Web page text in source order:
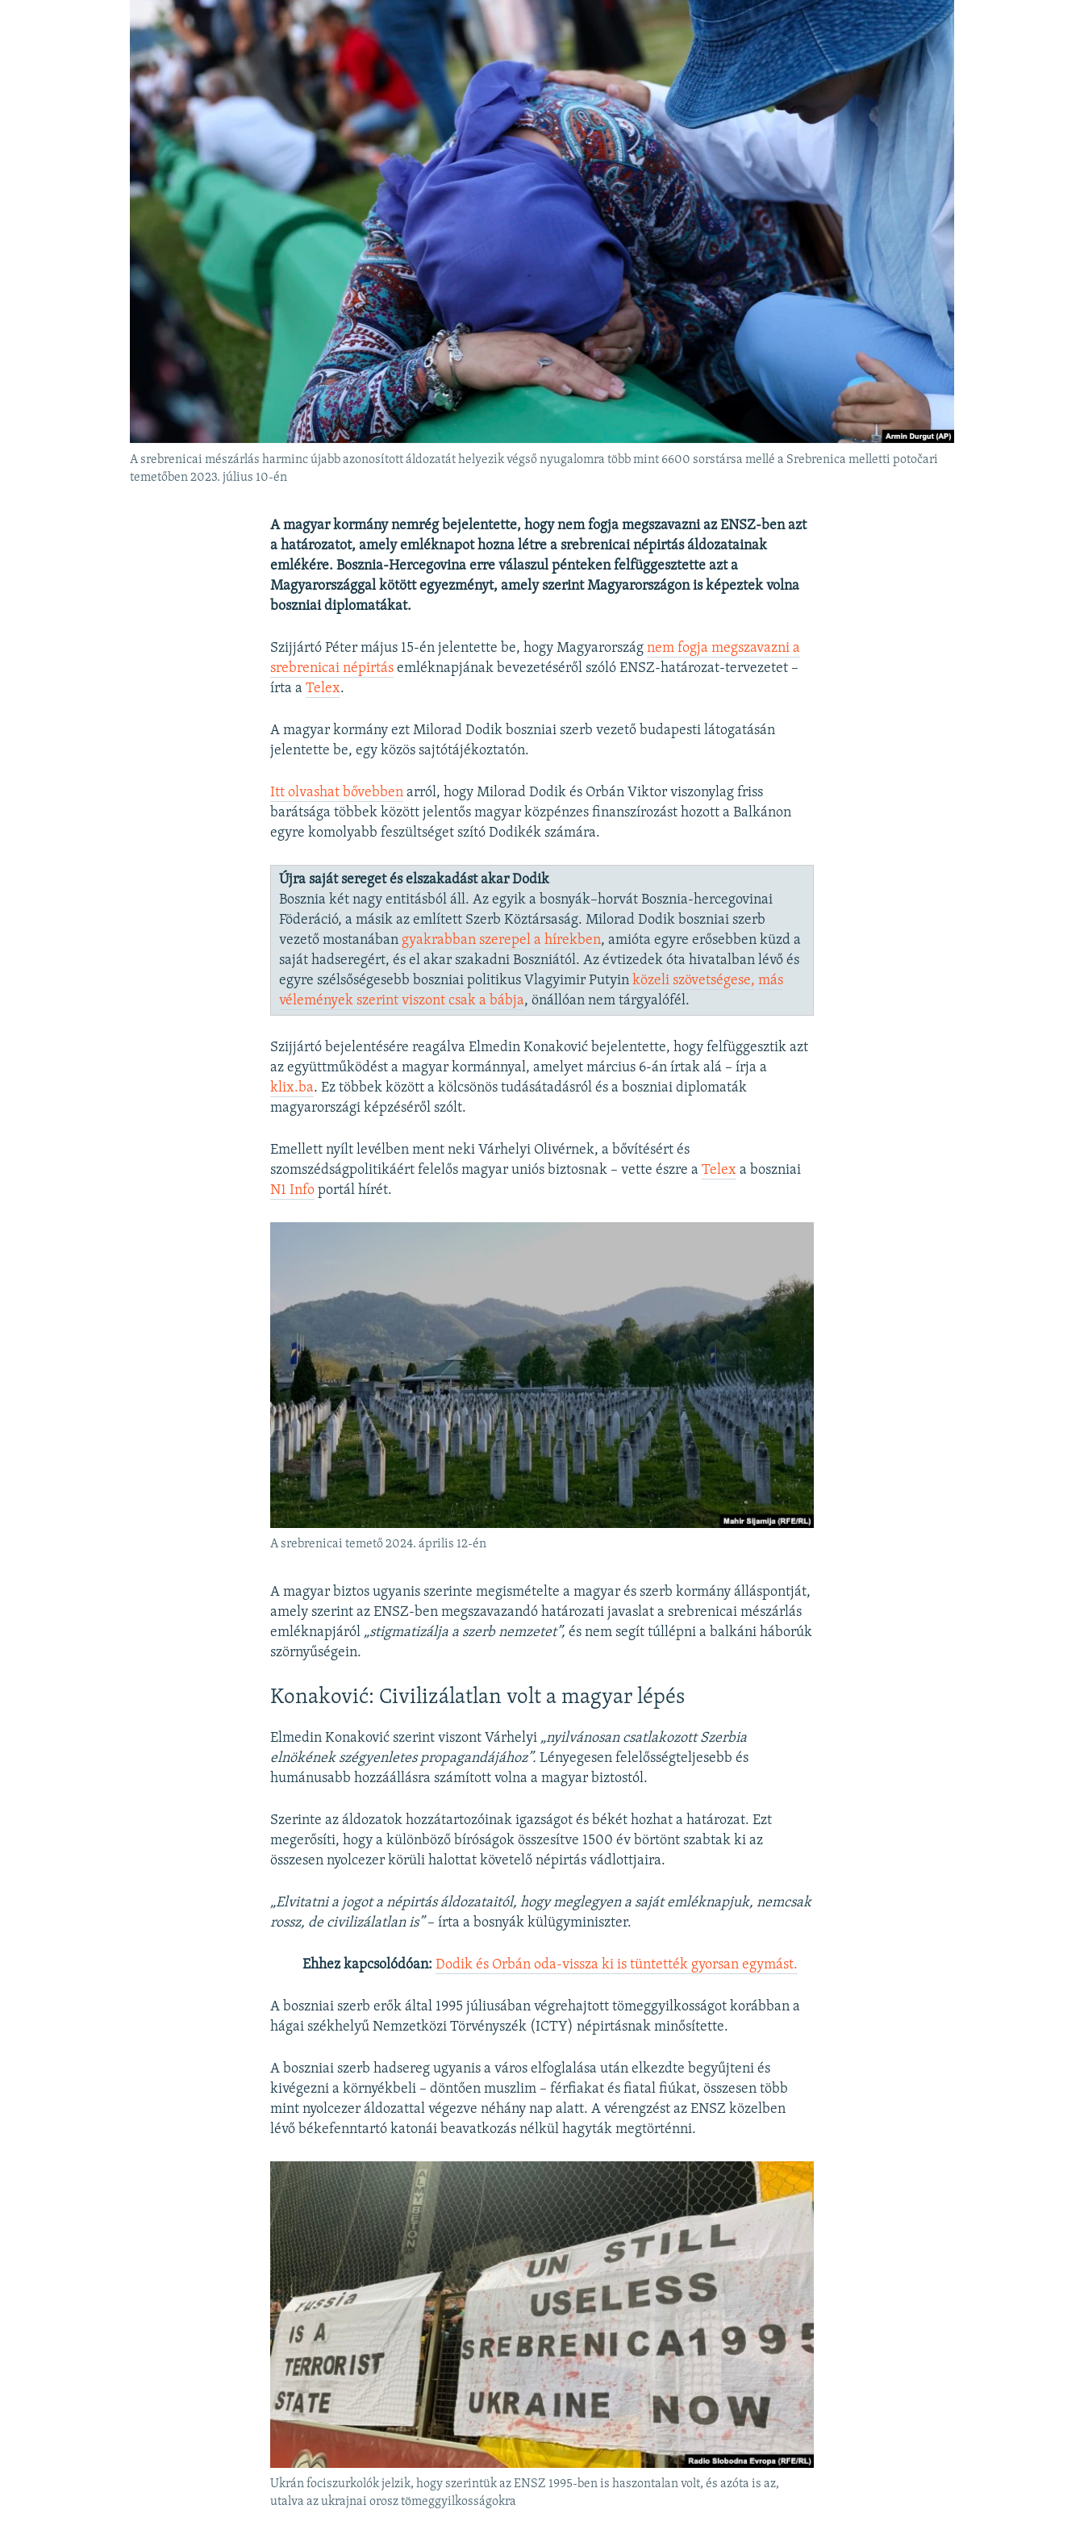
A MÚLT TANULSÁGAI
A srebrenicai mészárlás harminc újabb azonosított áldozatát helyezik végső nyugalomra több mint 6600 sorstársa mellé a Srebrenica melletti potočari
temetőben 2023. július 10-én
A magyar kormány nemrég bejelentette, hogy nem fogja megszavazni az ENSZ-ben azt
a határozatot, amely emléknapot hozna létre a srebrenicai népirtás áldozatainak
emlékére. Bosznia-Hercegovina erre válaszul pénteken felfüggesztette azt a
Magyarországgal kötött egyezményt, amely szerint Magyarországon is képeztek volna
boszniai diplomatákat.
Szijjártó Péter május 15-én jelentette be, hogy Magyarországnem fogja megszavazni a
srebrenicai népirtás emléknapjának bevezetéséről szóló ENSZ-határozat-tervezetet –
írta aTelex.
A magyar kormány ezt Milorad Dodik boszniai szerb vezető budapesti látogatásán
jelentette be, egy közös sajtótájékoztatón.
Itt olvashat bővebben arról, hogy Milorad Dodik és Orbán Viktor viszonylag friss
barátsága többek között jelentős magyar közpénzes finanszírozást hozott a Balkánon
egyre komolyabb feszültséget szító Dodikék számára.
Újra saját sereget és elszakadást akar Dodik
Bosznia két nagy entitásból áll. Az egyik a bosnyák–horvát Bosznia-hercegovinai
Föderáció, a másik az említett Szerb Köztársaság. Milorad Dodik boszniai szerb
vezető mostanában gyakrabban szerepel a hírekben, amióta egyre erősebben küzd a
saját hadseregért, és el akar szakadni Boszniától. Az évtizedek óta hivatalban lévő és
egyre szélsőségesebb boszniai politikus Vlagyimir Putyinközeli szövetségese, más
vélemények szerintviszont csak a bábja, önállóan nem tárgyalófél.
Szijjártó bejelentésére reagálva Elmedin Konaković bejelentette, hogy felfüggesztik azt
az együttműködést a magyar kormánnyal, amelyet március 6-án írtak alá – írja a
klix.ba. Ez többek között a kölcsönös tudásátadásról és a boszniai diplomaták
magyarországi képzéséről szólt.
Emellett nyílt levélben ment neki Várhelyi Olivérnek, a bővítésért és
szomszédságpolitikáért felelős magyar uniós biztosnak – vette észre aTelex a boszniai
N1 Info portál hírét.
A srebrenicai temető 2024. április 12-én
A magyar biztos ugyanis szerinte megismételte a magyar és szerb kormány álláspontját,
amely szerint az ENSZ-ben megszavazandó határozati javaslat a srebrenicai mészárlás
emléknapjáról „stigmatizálja a szerb nemzetet”, és nem segít túllépni a balkáni háborúk
szörnyűségein.
Konaković: Civilizálatlan volt a magyar lépés
Elmedin Konaković szerint viszont Várhelyi „nyilvánosan csatlakozott Szerbia
elnökének szégyenletes propagandájához”.Lényegesen felelősségteljesebb és
humánusabb hozzáállásra számított volna a magyar biztostól.
Szerinte az áldozatok hozzátartozóinak igazságot és békét hozhat a határozat. Ezt
megerősíti, hogy a különböző bíróságok összesítve 1500 év börtönt szabtak ki az
összesen nyolcezer körüli halottat követelő népirtás vádlottjaira.
„Elvitatni a jogot a népirtás áldozataitól, hogy meglegyen a saját emléknapjuk, nemcsak
rossz, de civilizálatlan is” – írta a bosnyák külügyminiszter.
Ehhez kapcsolódóan:Dodik és Orbán oda-vissza ki is tüntették gyorsan egymást.
A boszniai szerb erők által 1995 júliusában végrehajtott tömeggyilkosságot korábban a
hágai székhelyű Nemzetközi Törvényszék (ICTY) népirtásnak minősítette.
A boszniai szerb hadsereg ugyanis a város elfoglalása után elkezdte begyűjteni és
kivégezni a környékbeli – döntően muszlim – férfiakat és fiatal fiúkat, összesen több
mint nyolcezer áldozattal végezve néhány nap alatt. A vérengzést az ENSZ közelben
lévő békefenntartó katonái beavatkozás nélkül hagyták megtörténni.
Ukrán fociszurkolók jelzik, hogy szerintük az ENSZ 1995-ben is haszontalan volt, és azóta is az,
utalva az ukrajnai orosz tömeggyilkosságokra